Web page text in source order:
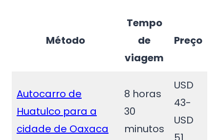
Método
Tempo
de
viagem
Preço
Autocarro de
Huatulco para a
cidade de Oaxaca
8 horas
30
minutos
USD
43-
USD